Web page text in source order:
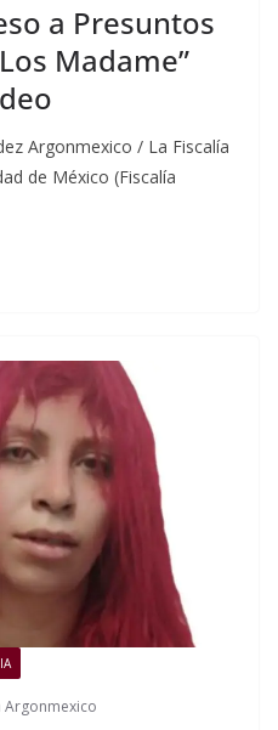
a Presuntos
Madame”
Argonmexico / La Fiscalía
de México (Fiscalía
Argonmexico